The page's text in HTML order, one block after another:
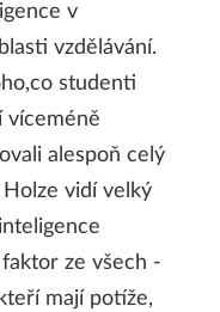
v
vzdělávání.
studenti
víceméně
alespoň celý
vidí velký
ze všech -
mají potíže,